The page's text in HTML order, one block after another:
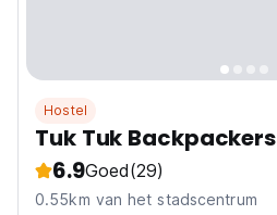
Hostel
Tuk Tuk Backpackers
6.9Goed(29)
0.55km van het stadscentrum